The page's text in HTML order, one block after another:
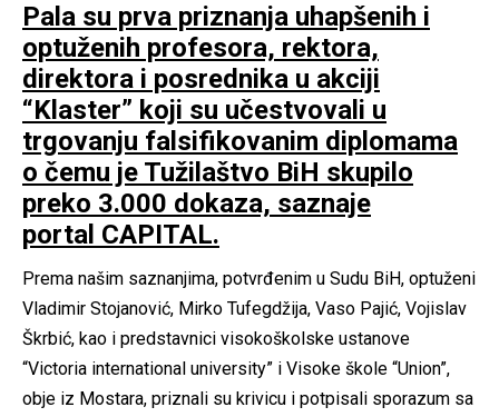
Pala su prva priznanja uhapšenih i
optuženih profesora, rektora,
direktora i posrednika u akciji
“Klaster” koji su učestvovali u
trgovanju falsifikovanim diplomama
o čemu je Tužilaštvo BiH skupilo
preko 3.000 dokaza, saznaje
portal CAPITAL.
Prema našim saznanjima, potvrđenim u Sudu BiH, optuženi
Vladimir Stojanović, Mirko Tufegdžija, Vaso Pajić, Vojislav
Škrbić, kao i predstavnici visokoškolske ustanove
“Victoria international university” i Visoke škole “Union”,
obje iz Mostara, priznali su krivicu i potpisali sporazum sa